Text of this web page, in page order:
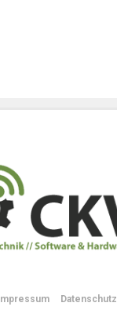
Impressum Datenschutz